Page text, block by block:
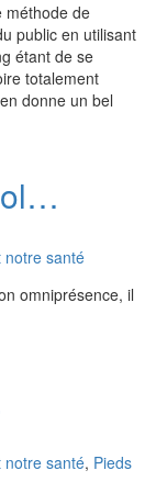
méthode de
public en utilisant
étant de se
totalement
donne un bel
notre santé
omniprésence, il
notre santé, Pieds